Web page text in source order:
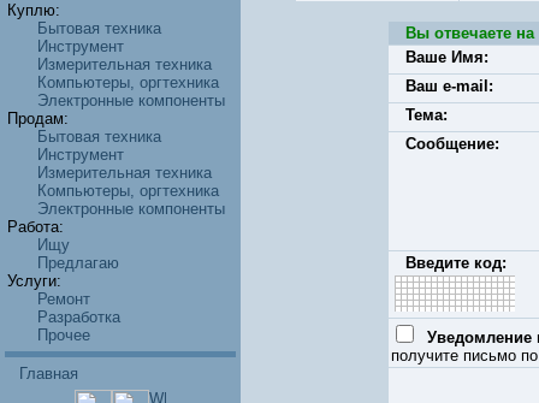
Куплю:
Бытовая техника
Инструмент
Измерительная техника
Компьютеры, оргтехника
Электронные компоненты
Продам:
Бытовая техника
Инструмент
Измерительная техника
Компьютеры, оргтехника
Электронные компоненты
Работа:
Ищу
Предлагаю
Услуги:
Ремонт
Разработка
Прочее
Главная
Вы отвечаете
Ваше Имя:
Ваш e-mail:
Тема:
Сообщение:
Введите код:
Уведомление
получите письмо